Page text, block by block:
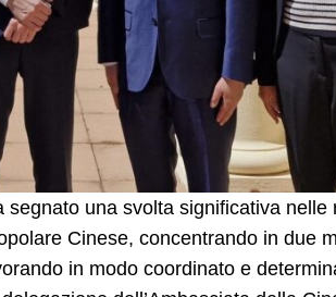
una svolta significativa nelle
Cinese, concentrando in due
in modo coordinato e